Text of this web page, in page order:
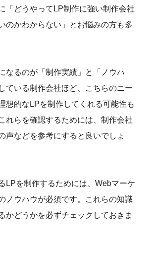
「どうやってLP制作に強い制作会社
のかわからない」とお悩みの方も多
なるのが「制作実績」と「ノウハ
ている制作会社ほど、こちらのニー
想的なLPを制作してくれる可能性も
れらを確認するためには、制作会社
声などを参考にすると良いでしょ
LPを制作するためには、Webマーケ
ノウハウが必須です。これらの知識
かどうかを必ずチェックしておきま